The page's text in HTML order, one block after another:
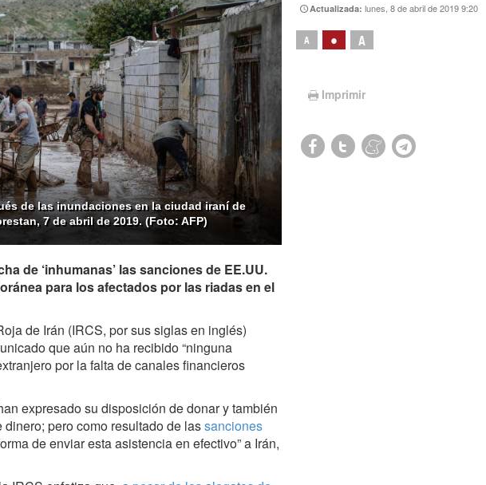
de las inundaciones en la ciudad iraní de
7 de abril de 2019. (Foto: AFP)
Actualizada:lunes, 8 de abril de 2019 9:20
A • A
Imprimir
de ‘inhumanas’ las sanciones de EE.UU.
para los afectados por las riadas en el
de Irán (IRCS, por sus siglas en inglés)
que aún no ha recibido “ninguna
por la falta de canales financieros
expresado su disposición de donar y también
pero como resultado de lassanciones
de enviar esta asistencia en efectivo” a Irán,